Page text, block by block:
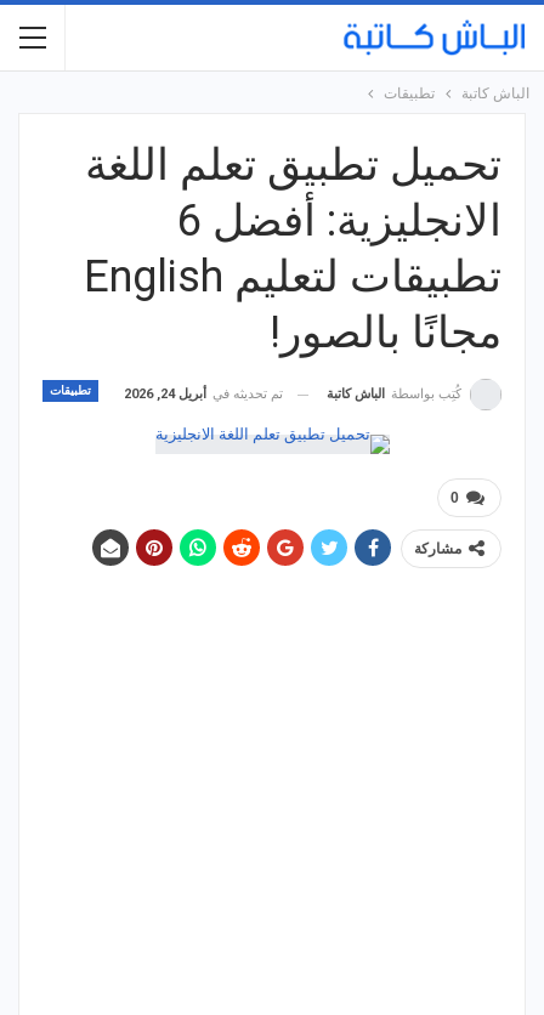
الباش كاتبة تطبيقات
تحميل تطبيق تعلم اللغة
الانجليزية: أفضل 6
تطبيقات لتعليم English
مجانًا بالصور!
تطبيقات كُتِب بواسطة الباش كاتبة تم تحديثه في أبريل 24, 2026
0
مشاركة